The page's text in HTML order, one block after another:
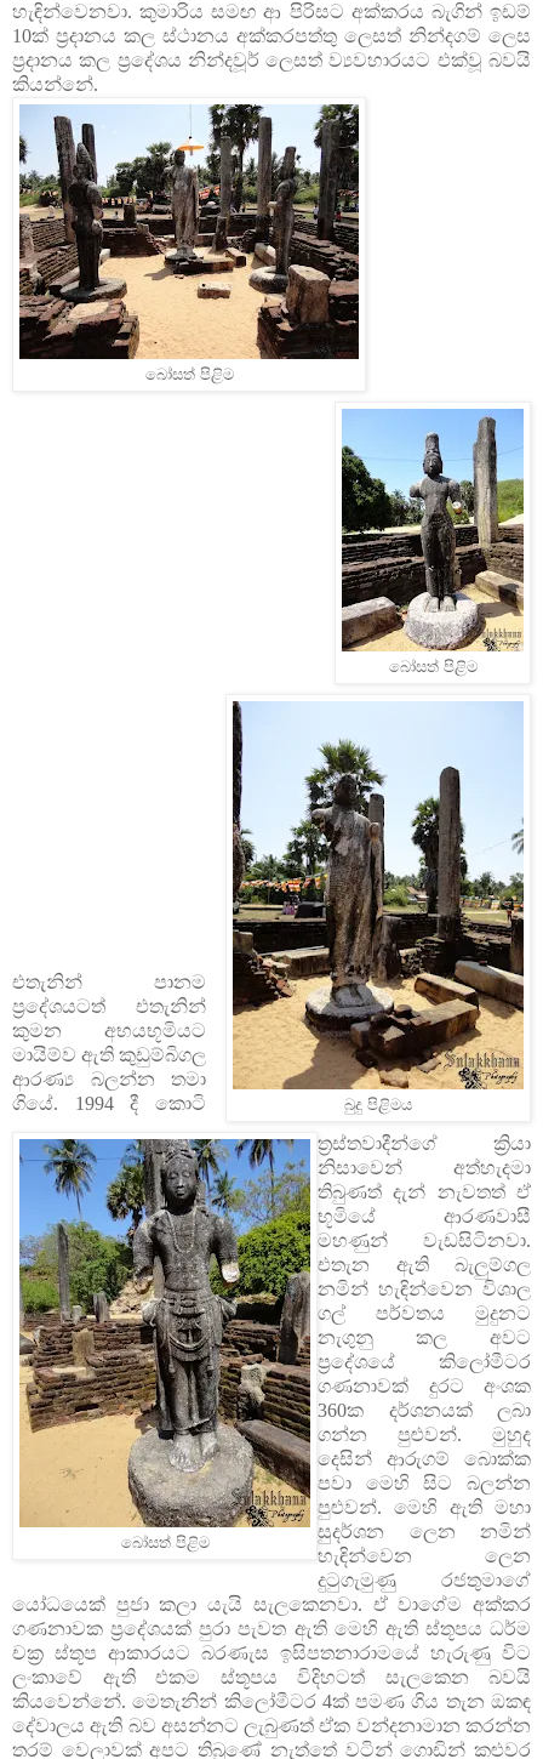
හැඳින්වෙනවා. කුමාරිය සමඟ ආ පිරිසට අක්කරය බැගින් ඉඩම්
10ක් ප්‍රදානය කල ස්ථානය අක්කරපත්තු ලෙසත් නින්දගම් ලෙස
ප්‍රදානය කල ප්‍රදේශය නින්දවූර් ලෙසත් ව්‍යවහාරයට එක්වූ බවයි
කියන්නේ.
බෝසත් පිළිම
බෝසත් පිළිම
බුදු පිළිමය
බෝසත් පිළිම
එතැනින් පානම
ප්‍රදේශයටත් එතැනින්
කුමන අභයභූමියට
මායිම්ව ඇති කුඩුම්බිගල
ආරණ්‍ය බලන්න තමා
ගියේ. 1994 දී කොටි
ත්‍රස්තවාදීන්ගේ ක්‍රියා
නිසාවෙන් අත්හැදමා
තිබුණත් දැන් නැවතත් ඒ
භූමියේ ආරණවාසී
මහණුන් වැඩසිටිනවා.
එතැන ඇති බැලුම්ගල
නමින් හැඳින්වෙන විශාල
ගල් පර්වතය මුදුනට
නැගුනු කල අවට
ප්‍රදේශයේ කිලෝමීටර
ගණනාවක් දුරට අංශක
360ක දර්ශනයක් ලබා
ගන්න පුළුවන්. මුහුද
දෙසින් ආරුගම් බොක්ක
පවා මෙහි සිට බලන්න
පුළුවන්. මෙහි ඇති මහා
සුදර්ශන ලෙන නමින්
හැඳින්වෙන ලෙන
දුටුගැමුණු රජතුමාගේ
යෝධයෙක් පුජා කලා යැයි සැලකෙනවා. ඒ වාගේම අක්කර
ගණනාවක ප්‍රදේශයක් පුරා පැවත ඇති මෙහි ඇති ස්තූපය ධර්ම
චක්‍ර ස්තූප ආකාරයට බරණැස ඉසිපතනාරාමයේ හැරුණු විට
ලංකාවේ ඇති එකම ස්තූපය විදිහටත් සැලකෙන බවයි
කියවෙන්නේ. මෙතැනින් කිලෝමීටර 4ක් පමණ ගිය තැන ඔකඳ
දේවාලය ඇති බව අසන්නට ලැබුණත් ඒක වන්දනාමාන කරන්න
තරම් වෙලාවක් අපට තිබුණේ නැත්තේ වටින් ගොඩින් කළුවර